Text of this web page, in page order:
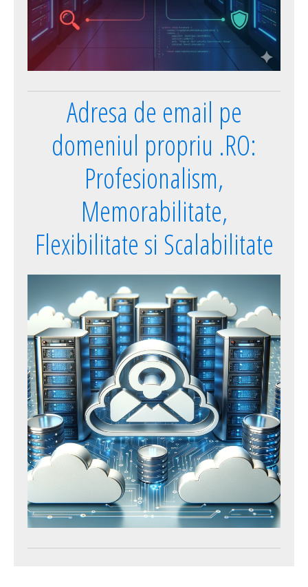
Adresa de email pe
domeniul propriu .RO:
Profesionalism,
Memorabilitate,
Flexibilitate si Scalabilitate